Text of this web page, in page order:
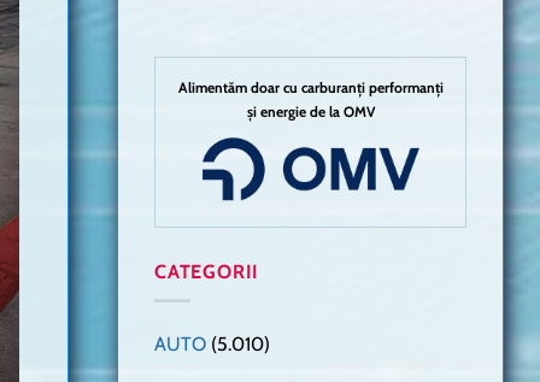
Alimentăm doar cu carburanți performanți
și energie de la OMV
CATEGORII
AUTO (5.010)